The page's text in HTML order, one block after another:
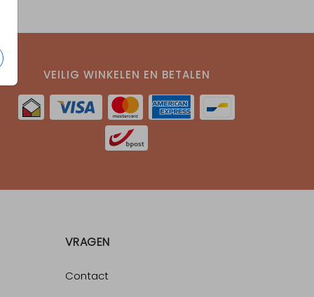
VEILIG WINKELEN EN BETALEN
VRAGEN
Contact